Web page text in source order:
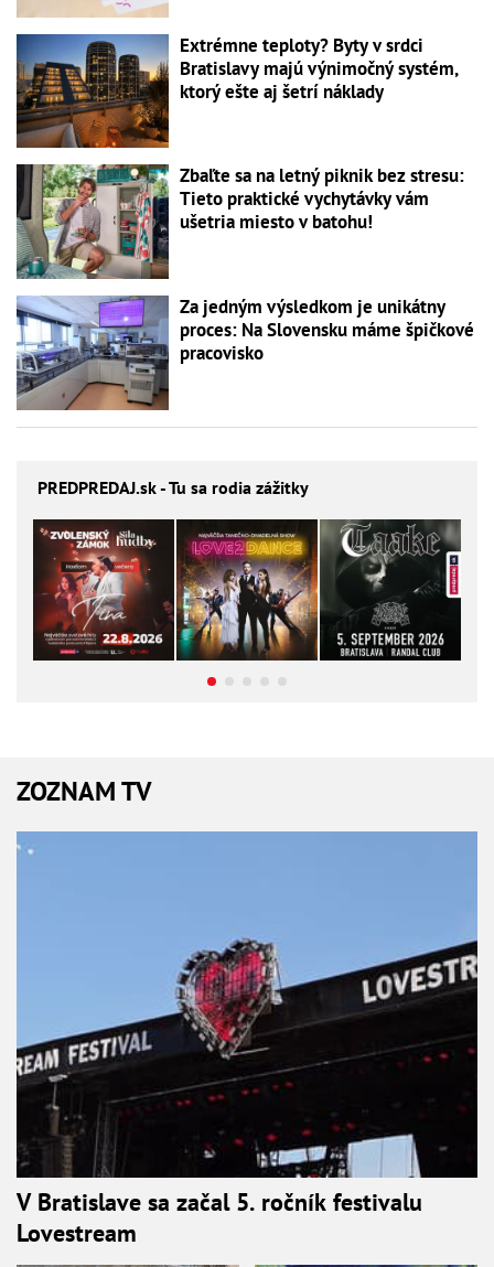
Extrémne teploty? Byty v srdci
Bratislavy majú výnimočný systém,
ktorý ešte aj šetrí náklady
Zbaľte sa na letný piknik bez stresu:
Tieto praktické vychytávky vám
ušetria miesto v batohu!
Za jedným výsledkom je unikátny
proces: Na Slovensku máme špičkové
pracovisko
PREDPREDAJ.sk - Tu sa rodia zážitky
ZOZNAM TV
V Bratislave sa začal 5. ročník festivalu
Lovestream